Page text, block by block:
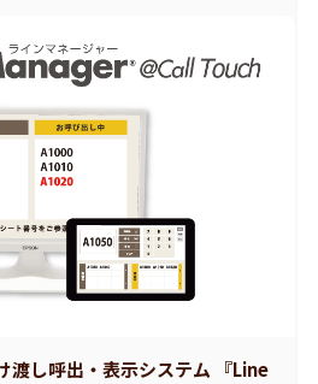
渡し呼出・表示システム 『Line